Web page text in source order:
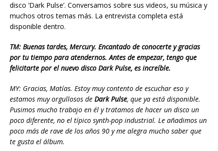
disco ‘Dark Pulse’. Conversamos sobre sus videos, su música y
muchos otros temas más. La entrevista completa está
disponible dentro.
TM: Buenas tardes, Mercury. Encantado de conocerte y gracias
por tu tiempo para atendernos. Antes de empezar, tengo que
felicitarte por el nuevo disco Dark Pulse, es increíble.
MY: Gracias, Matías. Estoy muy contento de escuchar eso y
estamos muy orgullosos de Dark Pulse, que ya está disponible.
Pusimos mucho trabajo en él y tratamos de hacer un disco un
poco diferente, no el típico synth-pop industrial. Le añadimos un
poco más de rave de los años 90 y me alegra mucho saber que
te gusta el álbum.